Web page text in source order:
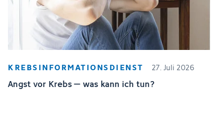
KREBSINFORMATIONSDIENST 27. Juli 2026
Angst vor Krebs – was kann ich tun?